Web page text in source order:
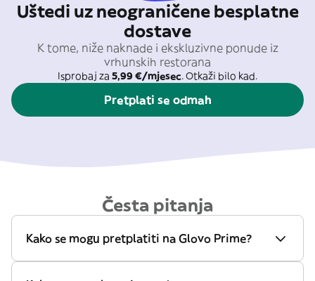
Uštedi uz neograničene besplatne
dostave
K tome, niže naknade i ekskluzivne ponude iz
vrhunskih restorana
Isprobaj za 5,99 €/mjesec. Otkaži bilo kad.
Pretplati se odmah
Česta pitanja
Kako se mogu pretplatiti na Glovo Prime?